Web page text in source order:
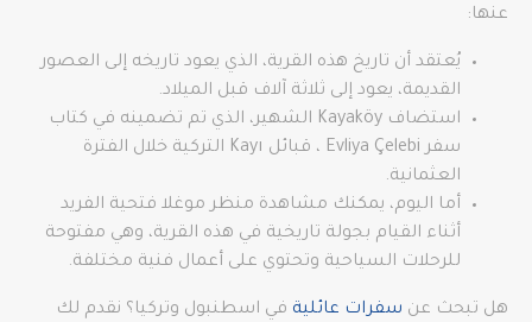
عنها:
يُعتقد أن تاريخ هذه القرية، الذي يعود تاريخه إلى العصور
القديمة، يعود إلى ثلاثة آلاف قبل الميلاد.
استضاف Kayaköy الشهير، الذي تم تضمينه في كتاب
سفر Evliya Çelebi ، قبائل Kayı التركية خلال الفترة
العثمانية.
أما اليوم، يمكنك مشاهدة منظر موغلا فتحية الفريد
أثناء القيام بجولة تاريخية في هذه القرية، وهي مفتوحة
للرحلات السياحية وتحتوي على أعمال فنية مختلفة.
هل تبحث عن سفرات عائلية في اسطنبول وتركيا؟ نقدم لك